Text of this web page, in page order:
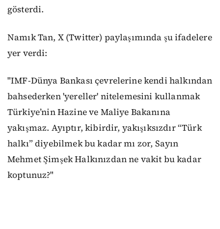
gösterdi.
Namık Tan, X (Twitter) paylaşımında şu ifadelere
yer verdi:
"IMF-Dünya Bankası çevrelerine kendi halkından
bahsederken 'yereller' nitelemesini kullanmak
Türkiye’nin Hazine ve Maliye Bakanına
yakışmaz. Ayıptır, kibirdir, yakışıksızdır “Türk
halkı” diyebilmek bu kadar mı zor, Sayın
Mehmet Şimşek Halkınızdan ne vakit bu kadar
koptunuz?"